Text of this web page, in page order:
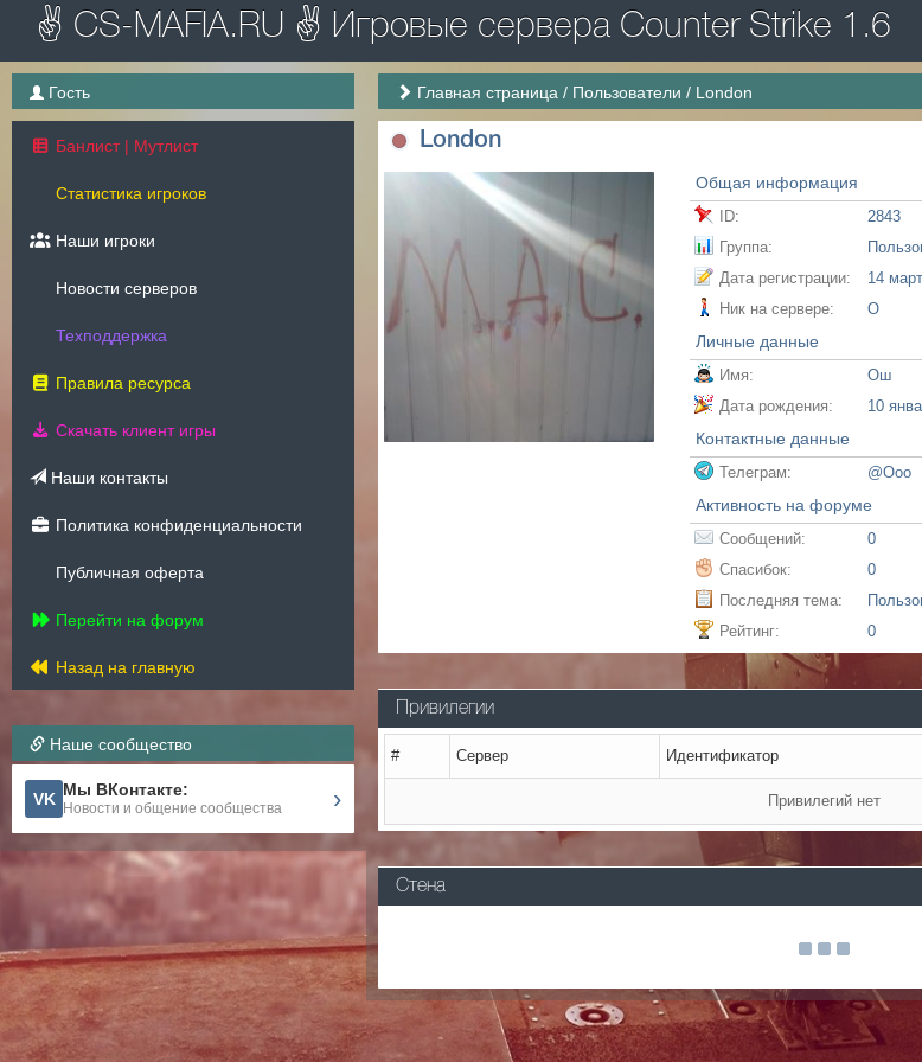
✌ CS-MAFIA.RU ✌ Игровые сервера Counter Strike 1.6
Гость
Банлист | Мутлист
Статистика игроков
Наши игроки
Новости серверов
Техподдержка
Правила ресурса
Скачать клиент игры
Наши контакты
Политика конфиденциальности
Публичная оферта
Перейти на форум
Назад на главную
Наше сообщество
VK Мы ВКонтакте:
Новости и общение сообщества ›
Главная страница / Пользователи / London
London
Общая информация
ID:
2843
Группа:
Дата регистрации:
14
Ник на сервере:
О
Личные данные
Имя:
Ош
Дата рождения:
10
Контактные данные
Телеграм: @Ooo
Активность на форуме
Сообщений:
0
Спасибок:
0
Последняя тема:
Рейтинг:
0
Привилегии
# Сервер Идентификатор
Привилегий нет
Стена